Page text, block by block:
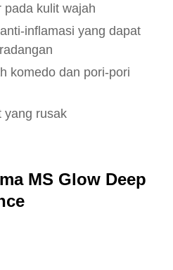
pada kulit wajah
inflamasi yang dapat
komedo dan pori-pori
yang rusak
MS Glow Deep